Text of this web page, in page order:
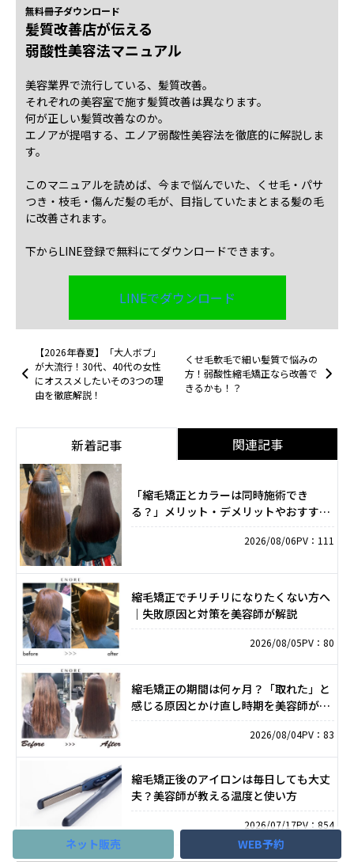
無料冊子ダウンロード
髪質改善店が伝える
弱酸性美容法マニュアル
美容業界で流行している、髪質改善。
それぞれの美容室で施す髪質改善は異なります。
何が正しい髪質改善なのか。
エノアが提唱する、エノア弱酸性美容法を徹底的に解説しま
す。
このマニュアルを読めば、今まで悩んでいた、くせ毛・パサ
つき・枝毛・傷んだ髪の毛が、目指していたまとまる髪の毛
に改善されます。
下からLINE登録で無料にてダウンロードできます。
LINEでダウンロード
【2026年春夏】「大人ボブ」
が大流行！30代、40代の女性
にオススメしたいその3つの理
由を徹底解説！
くせ毛軟毛で細い髪質で悩みの
方！弱酸性縮毛矯正なら改善で
きるかも！？
新着記事 関連記事
「縮毛矯正とカラーは同時施術でき
る？」メリット・デメリットやおすすめ
のケースを解説
2026/08/06PV：111
縮毛矯正でチリチリになりたくない方へ
｜失敗原因と対策を美容師が解説
2026/08/05PV：80
縮毛矯正の期間は何ヶ月？「取れた」と
感じる原因とかけ直し時期を美容師が解
説
2026/08/04PV：83
縮毛矯正後のアイロンは毎日しても大丈
夫？美容師が教える温度と使い方
2026/07/17PV：854
ネット販売 WEB予約